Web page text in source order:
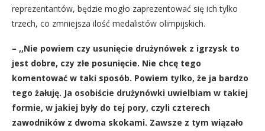
reprezentantów, będzie mogło zaprezentować się ich tylko
trzech, co zmniejsza ilość medalistów olimpijskich.
– ,,Nie powiem czy usunięcie drużynówek z igrzysk to
jest dobre, czy złe posunięcie. Nie chcę tego
komentować w taki sposób. Powiem tylko, że ja bardzo
tego żałuję. Ja osobiście drużynówki uwielbiam w takiej
formie, w jakiej były do tej pory, czyli czterech
zawodników z dwoma skokami. Zawsze z tym wiązało